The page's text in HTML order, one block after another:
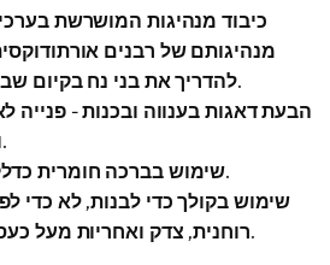
כיבוד מנהיגות המושרשת
מנהיגותם של רבנים
להדריך את בני נח בקיום שבע המצוות ופרטיהן.
הבעת דאגות בענווה ובכנות - פנייה
ועם רצון כן להבנה.
שימוש בברכה חומרית כדלק למשימה רוחנית.
שימוש בקולך כדי לבנות, לא כדי
רוחנית, צדק ואחריות מעל כעס או אג'נדה אישית.